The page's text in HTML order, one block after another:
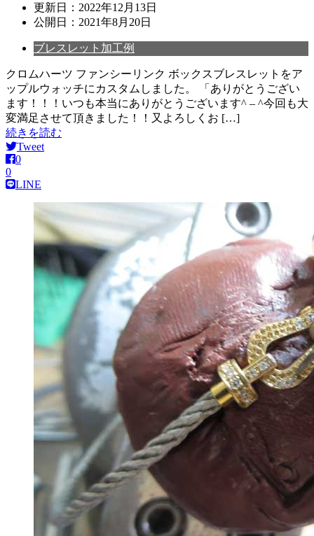
更新日： 2022年12月13日
公開日： 2021年8月20日
ブレスレット加工例
クロムハーツ ファンシーリンク ボックスブレスレットをア
ップルウォッチにカスタムしました。 「ありがとうござい
ます！！！いつも本当にありがとうございます^ – ^今回も大
変満足させて頂きました！！又よろしくお […]
続きを読む
Tweet
0
0
LINE